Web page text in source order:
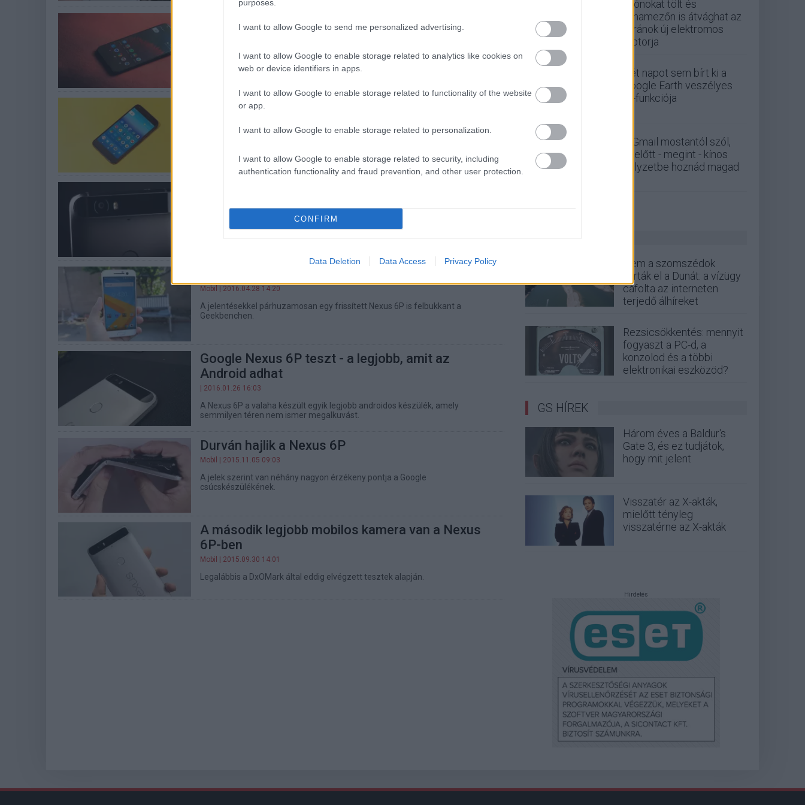
purposes.
I want to allow Google to send me personalized advertising.
I want to allow Google to enable storage related to analytics like cookies on
web or device identifiers in apps.
I want to allow Google to enable storage related to functionality of the website
or app.
I want to allow Google to enable storage related to personalization.
I want to allow Google to enable storage related to security, including
authentication functionality and fraud prevention, and other user protection.
CONFIRM
Data Deletion Data Access Privacy Policy
Érkezik az Android 7.1.2
Sajnos azonban nem minden Nexus készülék kapja meg a legújabb
Megjelent az Android 7.1 előzetese
A legújabb Nexus készülékekre már tölthető az új Android, a végleges kiadás
A Google bevallotta, hogy nem tervez több Nexus terméket kiadni a jövőben.
Mobil | 2016.04.28 14:20
A jelentésekkel párhuzamosan egy frissített Nexus 6P is felbukkant a
Geekbenchen.
Google Nexus 6P teszt - a legjobb, amit az
Android adhat
| 2016.01.26 16:03
A Nexus 6P a valaha készült egyik legjobb androidos készülék, amely
semmilyen téren nem ismer megalkuvást.
Durván hajlik a Nexus 6P
Mobil | 2015.11.05 09:03
A jelek szerint van néhány nagyon érzékeny pontja a Google
csúcskészülékének.
A második legjobb mobilos kamera van a Nexus
6P-ben
Mobil | 2015.09.30 14:01
Legalábbis a DxOMark által eddig elvégzett tesztek alapján.
Drónokat tölt és
aknamezőn is átvághat az
ukránok új elektromos
motorja
Két napot sem bírt ki a
Google Earth veszélyes
AI-funkciója
A Gmail mostantól szól,
mielőtt - megint - kínos
helyzetbe hoznád magad
ZÖLD PÁLYA
Nem a szomszédok
zárták el a Dunát: a vízügy
cáfolta az interneten
terjedő álhíreket
Rezsicsökkentés: mennyit
fogyaszt a PC-d, a
konzolod és a többi
elektronikai eszközöd?
GS HÍREK
Három éves a Baldur's
Gate 3, és ez tudjátok,
hogy mit jelent
Visszatér az X-akták,
mielőtt tényleg
visszatérne az X-akták
Hirdetés